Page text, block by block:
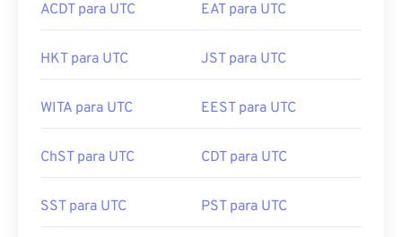
ACDT para UTC EAT para UTC
HKT para UTC JST para UTC
WITA para UTC EEST para UTC
ChST para UTC CDT para UTC
SST para UTC PST para UTC